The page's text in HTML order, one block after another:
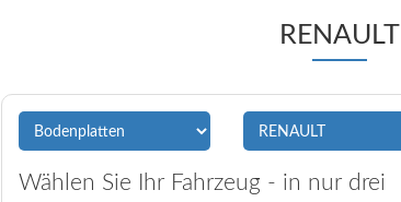
RENAULT
Wählen Sie Ihr Fahrzeug - in nur drei